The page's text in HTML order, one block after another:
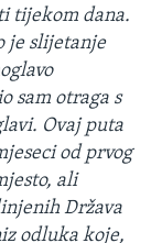
tijekom dana.
je slijetanje
sam otraga s
Ovaj puta
od prvog
ali
Država
odluka koje,